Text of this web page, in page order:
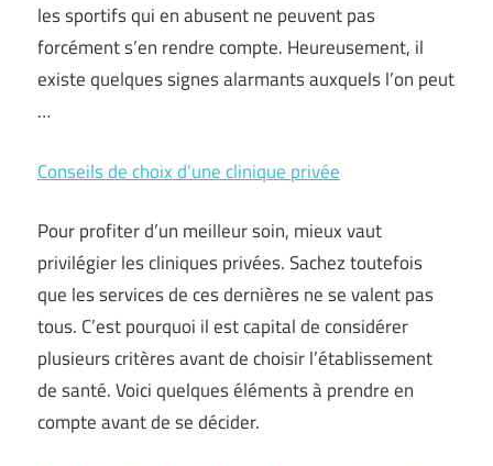
les sportifs qui en abusent ne peuvent pas
forcément s’en rendre compte. Heureusement, il
existe quelques signes alarmants auxquels l’on peut
…
Conseils de choix d’une clinique privée
Pour profiter d’un meilleur soin, mieux vaut
privilégier les cliniques privées. Sachez toutefois
que les services de ces dernières ne se valent pas
tous. C’est pourquoi il est capital de considérer
plusieurs critères avant de choisir l’établissement
de santé. Voici quelques éléments à prendre en
compte avant de se décider.